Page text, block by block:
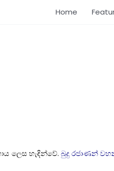
Home
ලෙස හැඳින්වේ. බුදුරජාණන්